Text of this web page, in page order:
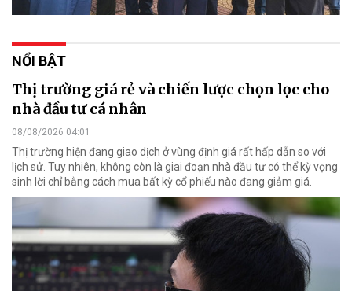
NỔI BẬT
Thị trường giá rẻ và chiến lược chọn lọc cho
nhà đầu tư cá nhân
08/08/2026 04:01
Thị trường hiện đang giao dịch ở vùng định giá rất hấp dẫn so với
lịch sử. Tuy nhiên, không còn là giai đoạn nhà đầu tư có thể kỳ vọng
sinh lời chỉ bằng cách mua bất kỳ cổ phiếu nào đang giảm giá.